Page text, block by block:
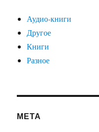
Аудио-книги
Другое
Книги
Разное
МЕТА